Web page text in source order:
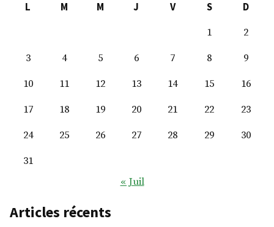
L
M M J V S
D
1
2
3
4 5 6 7 8
9
10
11 12 13 14 15
16
17
18 19 20 21 22
23
24
25 26 27 28 29
30
31
« Juil
Articles récents